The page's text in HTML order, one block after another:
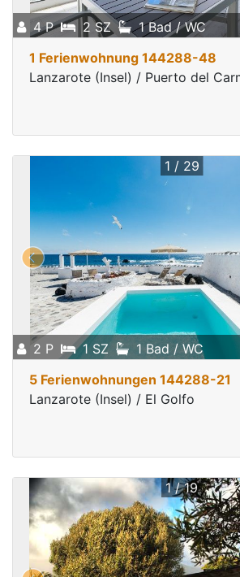
4 P 2 SZ 1 Bad / WC
1 Ferienwohnung 144288-48
Lanzarote (Insel) / Puerto del
2 P 1 SZ 1 Bad / WC
1 / 29
5 Ferienwohnungen 144288-21
Lanzarote (Insel) / El Golfo
1 / 19